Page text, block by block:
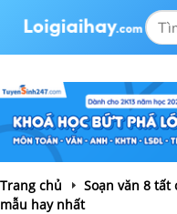
Trang chủ
Soạn văn 8 tất
mẫu hay nhất